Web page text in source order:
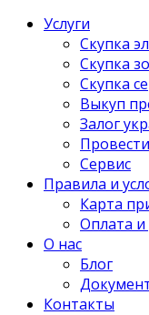
Услуги
Скупка
Скупка
Скупка
Выкуп
Залог
Сервис
Правила и
Карта
Оплата и
О нас
Блог
Контакты